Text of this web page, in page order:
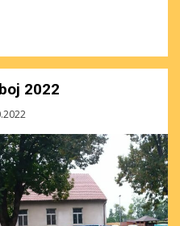
2022